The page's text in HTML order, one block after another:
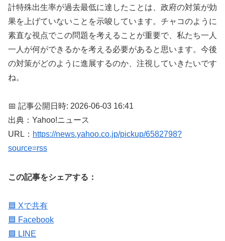
計特殊出生率が過去最低に達したことは、政府の対策が効
果を上げていないことを示唆しています。チャコのように
素直な視点でこの問題を考えることが重要で、私たち一人
一人が何ができるかを考える必要があると思います。今後
の対策がどのように進展するのか、注視していきたいです
ね。
📅 記事公開日時: 2026-06-03 16:41
出典：Yahoo!ニュース
URL： https://news.yahoo.co.jp/pickup/6582798?
source=rss
この記事をシェアする：
🟦 Xで共有
🟦 Facebook
🟩 LINE